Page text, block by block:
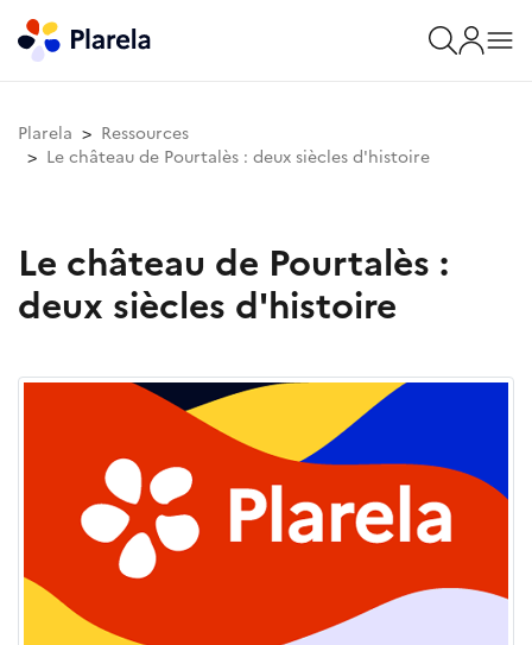
Plarela
Ressources
Le château de Pourtalès : deux siècles d'histoire
Le château de Pourtalès :
deux siècles d'histoire